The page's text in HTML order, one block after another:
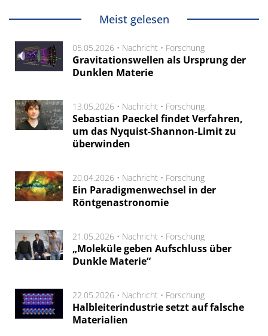
Meist gelesen
05.05.2026 • Nachricht • Forschung
Gravitationswellen als Ursprung der
Dunklen Materie
13.05.2026 • Nachricht • Forschung
Sebastian Paeckel findet Verfahren,
um das Nyquist-Shannon-Limit zu
überwinden
20.04.2026 • Nachricht • Forschung
Ein Paradigmenwechsel in der
Röntgenastronomie
21.05.2026 • Nachricht • Forschung
„Moleküle geben Aufschluss über
Dunkle Materie“
22.05.2026 • Nachricht • Forschung
Halbleiterindustrie setzt auf falsche
Materialien